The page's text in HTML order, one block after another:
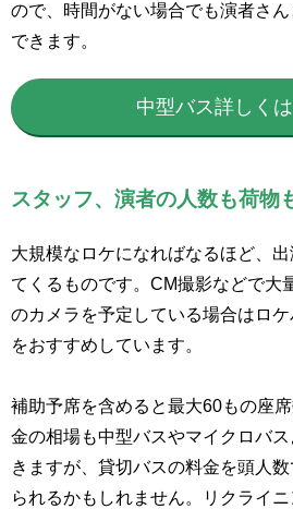
ので、時間がない場合でも演者さ
できます。
中型バス詳しく
スタッフ、演者の人数も荷物
大規模なロケになればなるほど、
てくるものです。CM撮影などで大
のカメラを予定している場合はロ
をおすすめしています。
補助予席を含めると最大60もの座
金の相場も中型バスやマイクロバ
きますが、貸切バスの料金を頭人
られるかもしれません。リクライ